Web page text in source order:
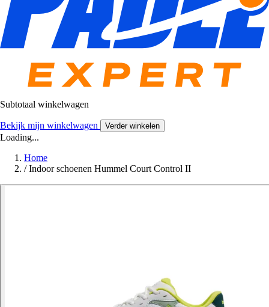
Subtotaal winkelwagen
Bekijk mijn winkelwagen Verder winkelen
Loading...
Home
/ Indoor schoenen Hummel Court Control II